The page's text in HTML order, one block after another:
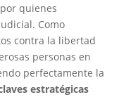
quienes
Como
contra la libertad
personas en
perfectamente la
estratégicas